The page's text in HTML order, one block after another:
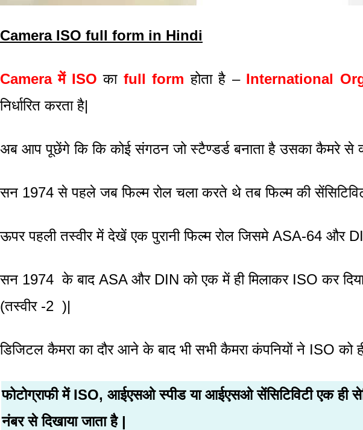
Camera ISO full form in Hindi
Camera में ISO का full form होता है – International
निर्धारित करता है|
अब आप पूछेंगे कि कि कोई संगठन जो स्टैण्डर्ड बनाता है उसका कैमरे से
सन 1974 से पहले जब फिल्म रोल चला करते थे तब फिल्म की
ऊपर पहली तस्वीर में देखें एक पुरानी फिल्म रोल जिसमे ASA-64 और
सन 1974 के बाद ASA और DIN को एक में ही मिलाकर ISO कर
(तस्वीर -2 )|
डिजिटल कैमरा का दौर आने के बाद भी सभी कैमरा कंपनियों ने ISO को
फोटोग्राफी में ISO, आईएसओ स्पीड या आईएसओ सेंसिटिविटी एक ही
नंबर से दिखाया जाता है |